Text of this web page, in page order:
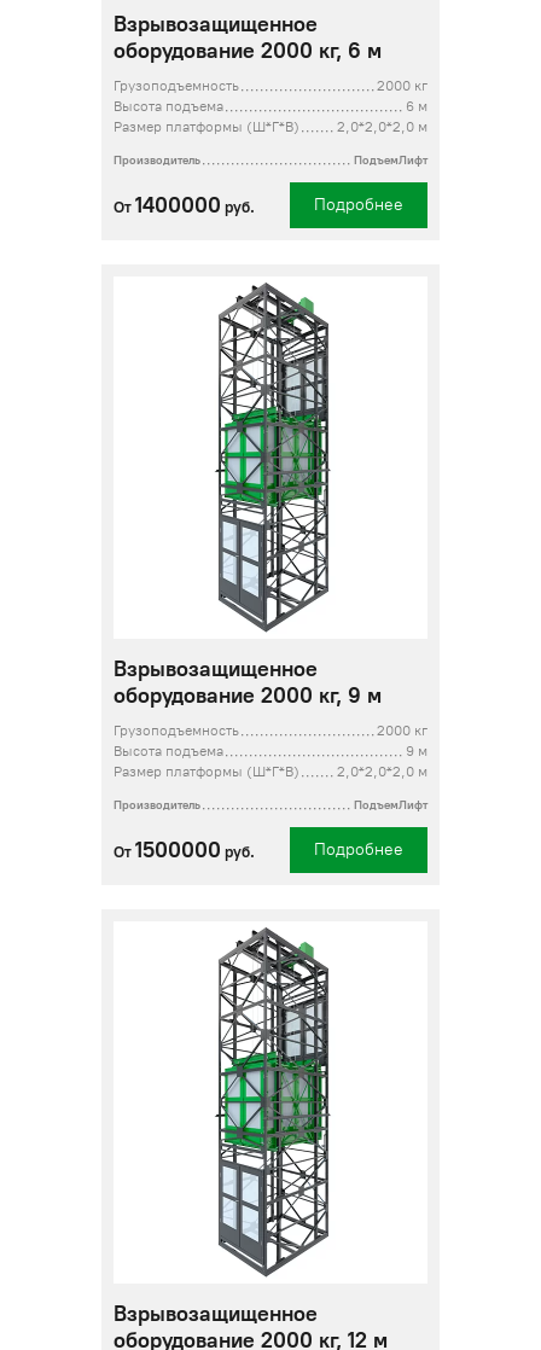
Взрывозащищенное
оборудование 2000 кг, 6 м
Грузоподъемность
2000 кг
Высота подъема
6 м
Размер платформы (Ш*Г*В)
2,0*2,0*2,0 м
Производитель ПодъемЛифт
От 1400000 руб. Подробнее
Взрывозащищенное
оборудование 2000 кг, 9 м
Грузоподъемность
2000 кг
Высота подъема
9 м
Размер платформы (Ш*Г*В)
2,0*2,0*2,0 м
Производитель ПодъемЛифт
От 1500000 руб. Подробнее
Взрывозащищенное
оборудование 2000 кг, 12 м